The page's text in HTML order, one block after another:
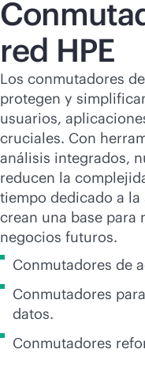
red HPE
Los conmutadores
protegen y
usuarios,
cruciales. Con
análisis integrados,
reducen la
tiempo dedicado a
crean una base para
negocios futuros.
Conmutadores de
Conmutadores
datos.
Conmutadores